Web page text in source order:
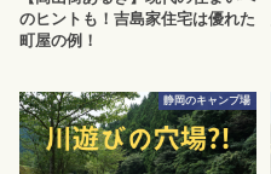
のヒントも！吉島家住宅は優れた
町屋の例！
静岡のキャンプ場